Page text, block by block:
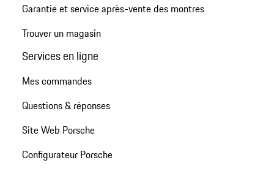
Garantie et service après-vente des montres
Trouver un magasin
Services en ligne
Mes commandes
Questions & réponses
Site Web Porsche
Configurateur Porsche